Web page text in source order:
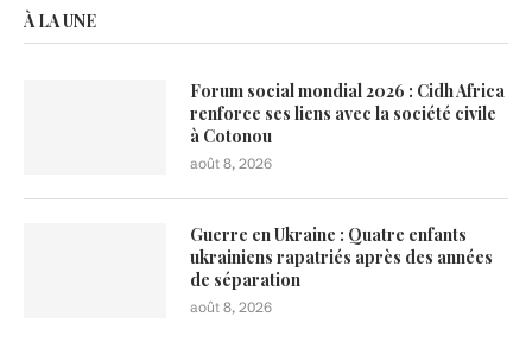
À LA UNE
Forum social mondial 2026 : Cidh Africa
renforce ses liens avec la société civile
à Cotonou
août 8, 2026
Guerre en Ukraine : Quatre enfants
ukrainiens rapatriés après des années
de séparation
août 8, 2026